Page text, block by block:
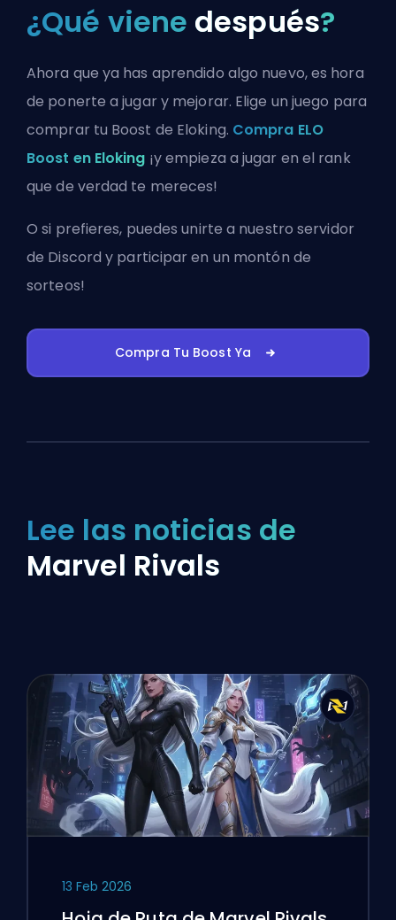
¿Qué viene después?
Ahora que ya has aprendido algo nuevo, es hora
de ponerte a jugar y mejorar. Elige un juego para
comprar tu Boost de Eloking. Compra ELO
Boost en Eloking ¡y empieza a jugar en el rank
que de verdad te mereces!
O si prefieres, puedesunirte a nuestro servidor
de Discord y participar en un montón de
sorteos!
Compra Tu Boost Ya
Lee las noticias de
Marvel Rivals
13 Feb 2026